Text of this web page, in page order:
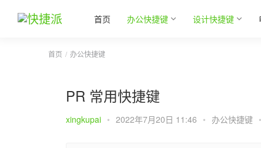
首页 办公快捷键 设计快捷键
首页 办公快捷键
PR 常用快捷键
xingkupai • 2022年7月20日 11:46 • 办公快捷键 •